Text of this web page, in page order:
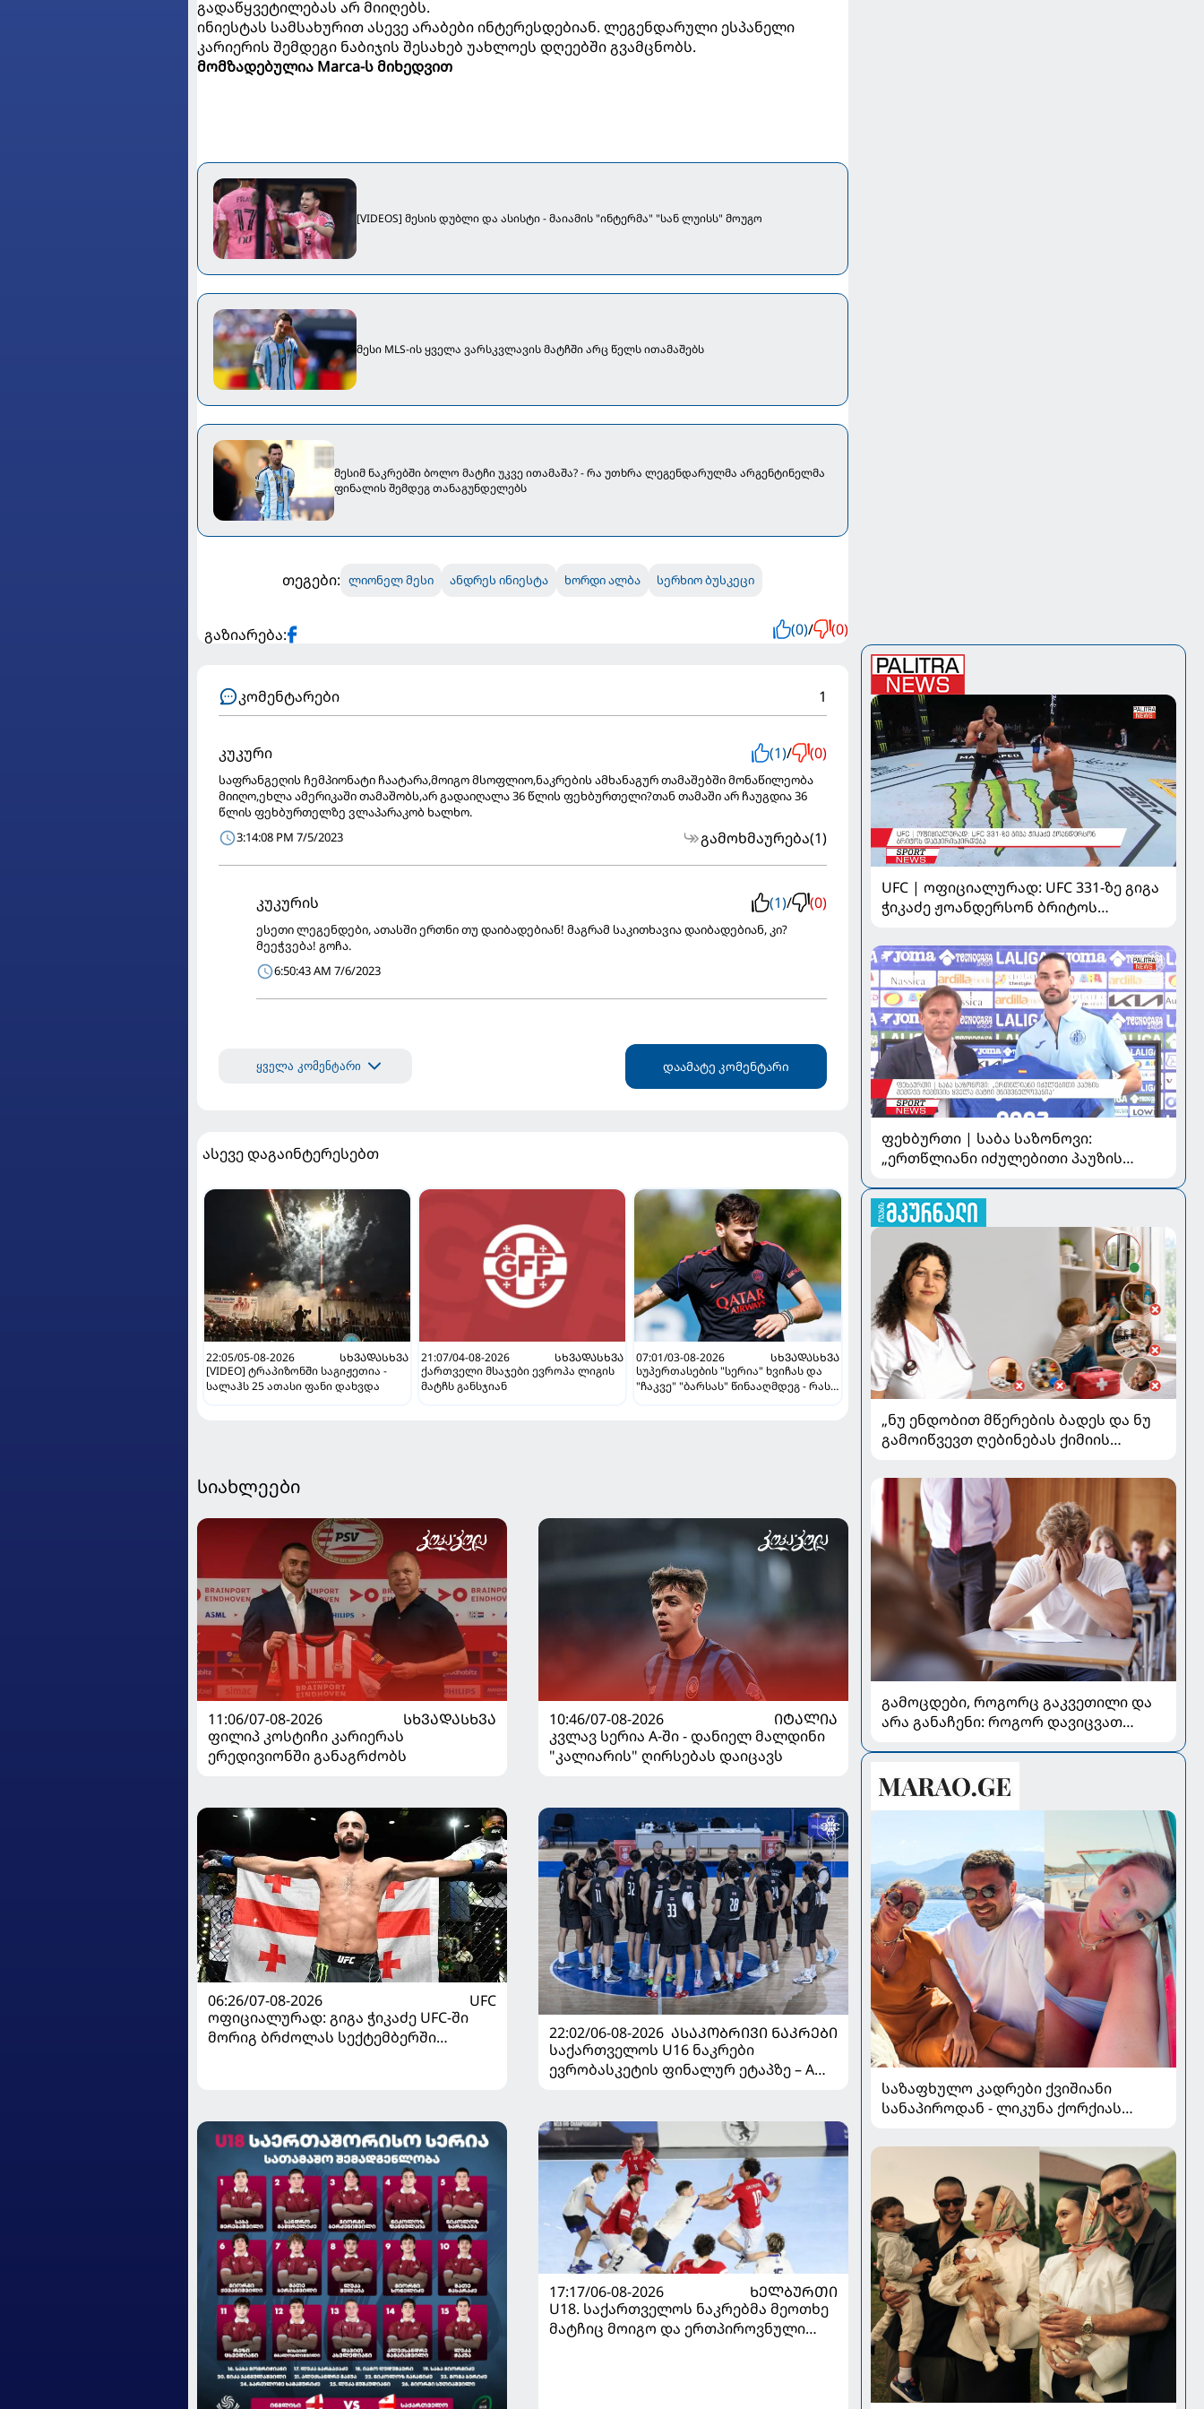
გადაწყვეტილებას არ მიიღებს.
ინიესტას სამსახურით ასევე არაბები ინტერესდებიან. ლეგენდარული ესპანელი
კარიერის შემდეგი ნაბიჯის შესახებ უახლოეს დღეებში გვამცნობს.
მომზადებულია Marca-ს მიხედვით
[VIDEOS] მესის დუბლი და ასისტი - მაიამის "ინტერმა" "სან ლუისს" მოუგო
მესი MLS-ის ყველა ვარსკვლავის მატჩში არც წელს ითამაშებს
მესიმ ნაკრებში ბოლო მატჩი უკვე ითამაშა? - რა უთხრა ლეგენდარულმა არგენტინელმა
ფინალის შემდეგ თანაგუნდელებს
თეგები: ლიონელ მესი ანდრეს ინიესტა ხორდი ალბა სერხიო ბუსკეცი
გაზიარება: (0)/ (0)
კომენტარები 1
კუკური (1)/ (0)
საფრანგეღის ჩემპიონატი ჩაატარა,მოიგო მსოფლიო,ნაკრების ამხანაგურ თამაშებში მონაწილეობა
მიიღო,ეხლა ამერიკაში თამაშობს,არ გადაიღალა 36 წლის ფეხბურთელი?თან თამაში არ ჩაუგდია 36
წლის ფეხბურთელზე ვლაპარაკობ ხალხო.
3:14:08 PM 7/5/2023
გამოხმაურება(1)
კუკურის (1)/ (0)
ესეთი ლეგენდები, ათასში ერთნი თუ დაიბადებიან! მაგრამ საკითხავია დაიბადებიან, კი?
მეეჭვება! გოჩა.
6:50:43 AM 7/6/2023
ყველა კომენტარი დაამატე კომენტარი
ასევე დაგაინტერესებთ
22:05/05-08-2026
ᲡᲮᲕᲐᲓᲐᲡᲮᲕᲐ
[VIDEO] ტრაპიზონში საგიჟეთია -
სალაჰს 25 ათასი ფანი დახვდა
21:07/04-08-2026
ᲡᲮᲕᲐᲓᲐᲡᲮᲕᲐ
ქართველი მსაჯები ევროპა ლიგის
მატჩს განსჯიან
07:01/03-08-2026
ᲡᲮᲕᲐᲓᲐᲡᲮᲕᲐ
სუპერთასების "სერია" ხვიჩას და
"ჩაკვე" "ბარსას" წინააღმდეგ - რას
სიახლეები
11:06/07-08-2026
ᲡᲮᲕᲐᲓᲐᲡᲮᲕᲐ
ფილიპ კოსტიჩი კარიერას
ერედივიონში განაგრძობს
10:46/07-08-2026
ᲘᲢᲐᲚᲘᲐ
კვლავ სერია A-ში - დანიელ მალდინი
"კალიარის" ღირსებას დაიცავს
06:26/07-08-2026
UFC
ოფიციალურად: გიგა ჭიკაძე UFC-ში
მორიგ ბრძოლას სექტემბერში
22:02/06-08-2026 ᲐᲡᲐᲙᲝᲑᲠᲘᲕᲘ ᲜᲐᲙᲠᲔᲑᲘ
საქართველოს U16 ნაკრები
ევრობასკეტის ფინალურ ეტაპზე – A
17:17/06-08-2026
ᲮᲔᲚᲑᲣᲠᲗᲘ
U18. საქართველოს ნაკრებმა მეოთხე
მატჩიც მოიგო და ერთპიროვნული
UFC | ოფიციალურად: UFC 331-ზე გიგა
ჭიკაძე ჟოანდერსონ ბრიტოს
ფეხბურთი | საბა საზონოვი:
„ერთწლიანი იძულებითი პაუზის
მნიშვნელოვანია“
„ნუ ენდობით მწერების ბადეს და ნუ
გამოიწვევთ ღებინებას ქიმიის
ბავშვი კრიტიკულ სიტუაციაში,
პედიატრ სალომე ახვლედიანის
რჩევები
გამოცდები, როგორც გაკვეთილი და
არა განაჩენი: როგორ დავიცვათ
საზაფხულო კადრები ქვიშიანი
სანაპიროდან - ლიკუნა ქორქიას